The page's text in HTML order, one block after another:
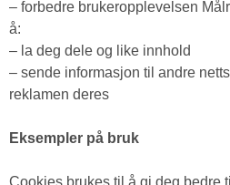
– forbedre brukeropplevelsen
å:
– la deg dele og like innhold
– sende informasjon til andre
reklamen deres
Eksempler på bruk
Cookies brukes til å gi deg bedre